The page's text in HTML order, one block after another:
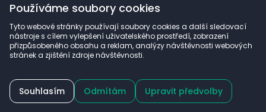
Používáme soubory cookies
Tyto webové stránky používají soubory cookies a další sledovací
nástroje s cílem vylepšení uživatelského prostředí, zobrazení
přizpůsobeného obsahu a reklam, analýzy návštěvnosti webových
stránek a zjištění zdroje návštěvnosti.
Souhlasím Odmítám Upravit předvolby
Lékařům a zdravotnickým zařízením nabízíme po
registraci zvýhodněné ceny a exkluzivní sortiment.
(c) ARGOMED CZ 2026